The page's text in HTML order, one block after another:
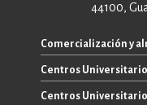
44100,
Comercialización y
+52 33 3640 6326
+52 33 3640 4595
Centros
CUAAD
Centros